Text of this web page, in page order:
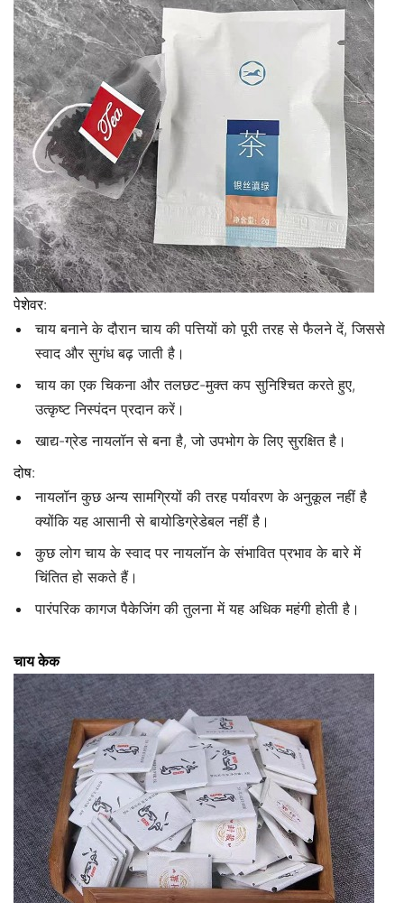
पेशेवर:
चाय बनाने के दौरान चाय की पत्तियों को पूरी तरह से फैलने दें, जिससे
स्वाद और सुगंध बढ़ जाती है।
चाय का एक चिकना और तलछट-मुक्त कप सुनिश्चित करते हुए,
उत्कृष्ट निस्पंदन प्रदान करें।
खाद्य-ग्रेड नायलॉन से बना है, जो उपभोग के लिए सुरक्षित है।
दोष:
नायलॉन कुछ अन्य सामग्रियों की तरह पर्यावरण के अनुकूल नहीं है
क्योंकि यह आसानी से बायोडिग्रेडेबल नहीं है।
कुछ लोग चाय के स्वाद पर नायलॉन के संभावित प्रभाव के बारे में
चिंतित हो सकते हैं।
पारंपरिक कागज पैकेजिंग की तुलना में यह अधिक महंगी होती है।
चाय केक